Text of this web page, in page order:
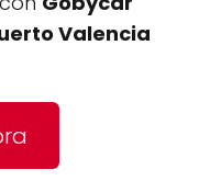
Valencia